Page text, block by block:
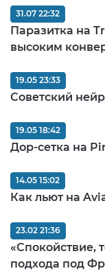
Паразитка на
высоким
31.07 22:32
Советский
19.05 23:33
Дор-сетка на
19.05 18:42
Как льют на
14.05 15:02
«Спокойствие,
подхода под
23.02 21:36